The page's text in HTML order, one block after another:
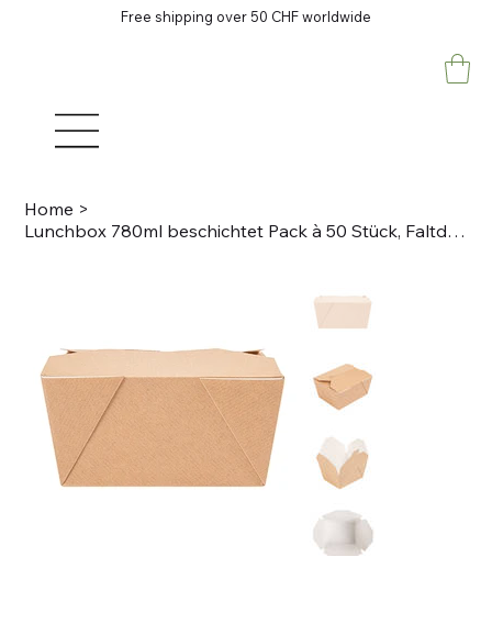
Free shipping over 50 CHF worldwide
Home >
Lunchbox 780ml beschichtet Pack à 50 Stück, Faltdeckel natur braun, 113x90x63mm